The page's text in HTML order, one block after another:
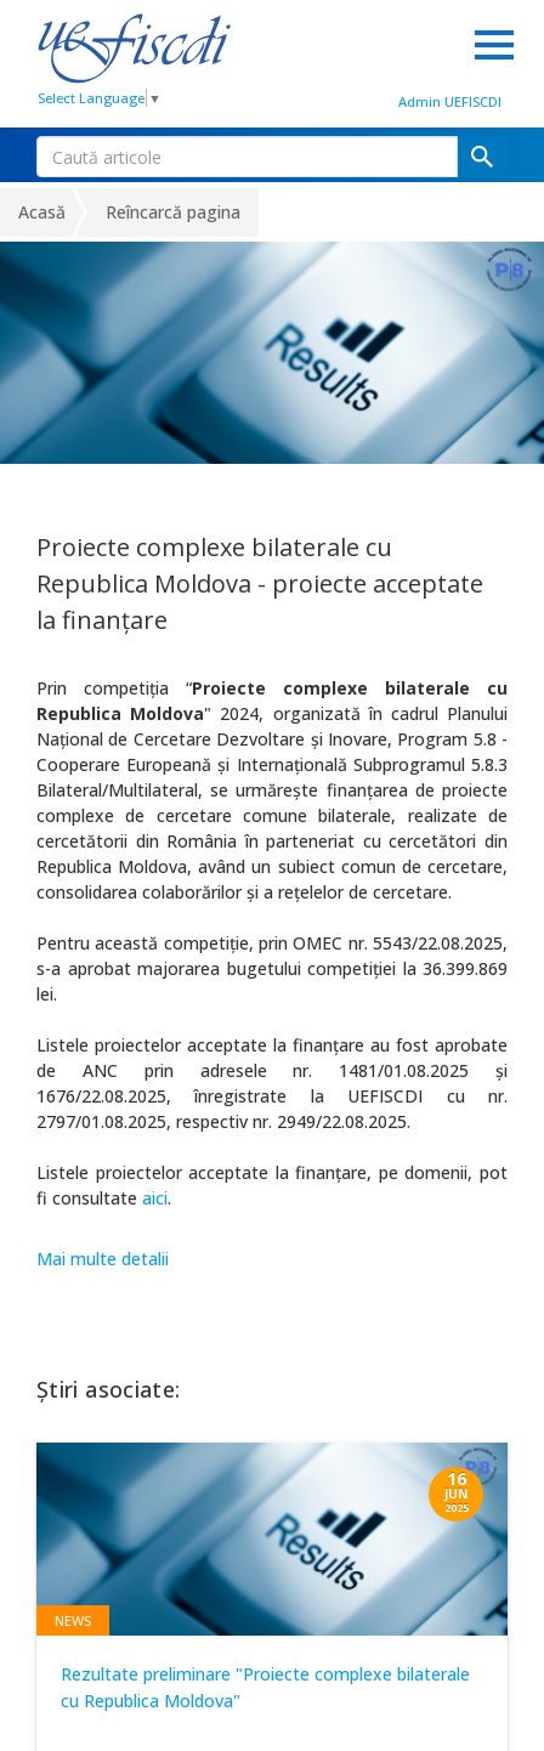
Select Language ▼ Admin UEFISCDI
Acasă Reîncarcă pagina
Proiecte complexe bilaterale cu
Republica Moldova - proiecte acceptate
la finanțare
Prin competiţia “Proiecte complexe bilaterale cu
Republica Moldova" 2024, organizată în cadrul Planului
Național de Cercetare Dezvoltare și Inovare, Program 5.8 -
Cooperare Europeană și Internațională Subprogramul 5.8.3
Bilateral/Multilateral, se urmărește finanțarea de proiecte
complexe de cercetare comune bilaterale, realizate de
cercetătorii din România în parteneriat cu cercetători din
Republica Moldova, având un subiect comun de cercetare,
consolidarea colaborărilor și a rețelelor de cercetare.
Pentru această competiție, prin OMEC nr. 5543/22.08.2025,
s-a aprobat majorarea bugetului competiţiei la 36.399.869
lei.
Listele proiectelor acceptate la finanțare au fost aprobate
de ANC prin adresele nr. 1481/01.08.2025 și
1676/22.08.2025, înregistrate la UEFISCDI cu nr.
2797/01.08.2025, respectiv nr. 2949/22.08.2025.
Listele proiectelor acceptate la finanţare, pe domenii, pot
fi consultate aici.
Mai multe detalii
Știri asociate:
16
JUN
2025
NEWS
Rezultate preliminare "Proiecte complexe bilaterale
cu Republica Moldova"